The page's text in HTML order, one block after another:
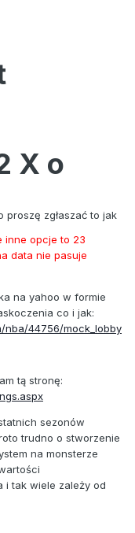
X o
proszę zgłaszać to jak
inne opcje to 23
data nie pasuje
na yahoo w formie
co i jak:
nba/44756/mock_lobby
tą stronę:
sezonów
trudno o stworzenie
na monsterze
i tak wiele zależy od